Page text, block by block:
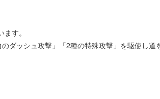
す。
ダッシュ攻撃」「2種の特殊攻撃」を駆使し道